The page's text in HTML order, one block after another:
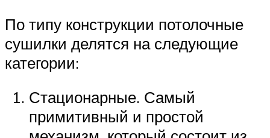
По типу конструкции потолочные
сушилки делятся на следующие
категории:
Стационарные. Самый
примитивный и простой